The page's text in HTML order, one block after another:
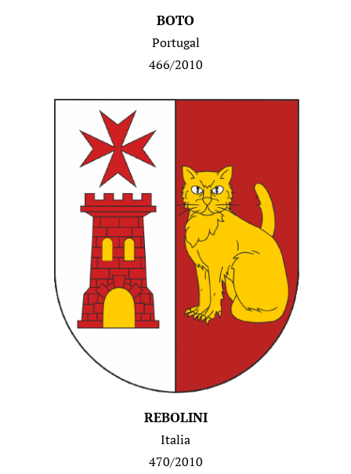
BOTO
Portugal
466/2010
REBOLINI
Italia
470/2010